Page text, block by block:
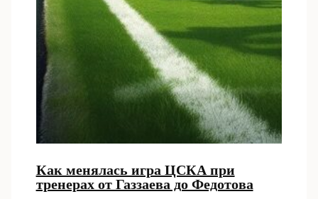
Как менялась игра ЦСКА при
тренерах от Газзаева до Федотова